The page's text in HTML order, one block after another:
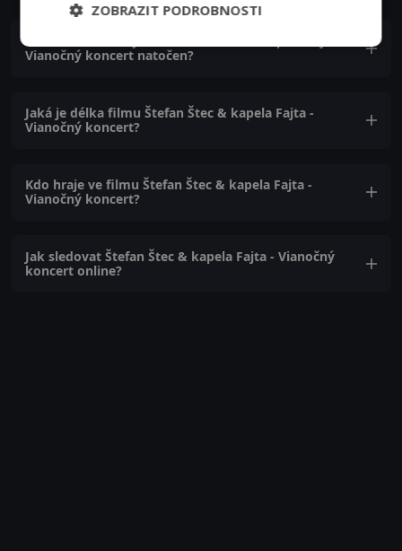
Ve kterém roce byl film Štefan Štec & kapela Fajta -
Vianočný koncert natočen?
Jaká je délka filmu Štefan Štec & kapela Fajta -
Vianočný koncert?
Kdo hraje ve filmu Štefan Štec & kapela Fajta -
Vianočný koncert?
Jak sledovat Štefan Štec & kapela Fajta - Vianočný
koncert online?
ZOBRAZIT PODROBNOSTI